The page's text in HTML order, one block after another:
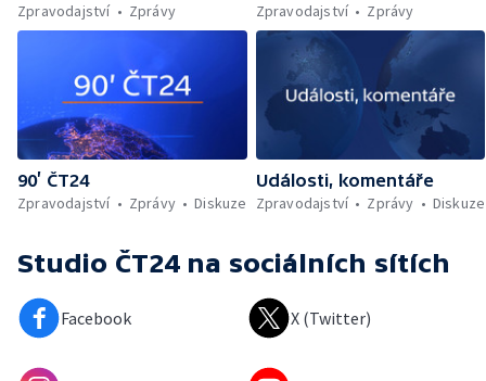
Zpravodajství
Zprávy
Zpravodajství
Zprávy
90’ ČT24
Zpravodajství
Zprávy Diskuze
Události, komentáře
Zpravodajství
Zprávy Diskuze
Studio ČT24 na sociálních sítích
Facebook X (Twitter)